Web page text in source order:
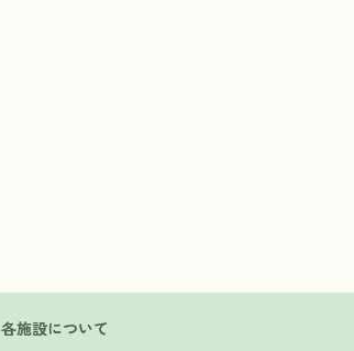
各施設について